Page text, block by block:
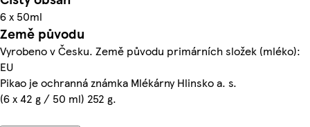
6 x 50ml
Země původu
Vyrobeno v Česku. Země původu primárních složek (mléko):
EU
Pikao je ochranná známka Mlékárny Hlinsko a. s.
(6 x 42 g / 50 ml) 252 g.